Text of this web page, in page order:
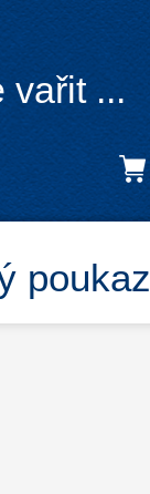
vařit ...
poukaz